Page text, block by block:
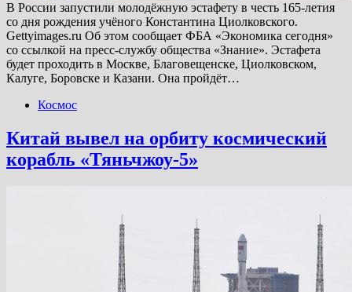
В России запустили молодёжную эстафету в честь 165-летия
со дня рождения учёного Константина Циолковского.
Gettyimages.ru Об этом сообщает ФБА «Экономика сегодня»
со ссылкой на пресс-службу общества «Знание». Эстафета
будет проходить в Москве, Благовещенске, Циолковском,
Калуге, Боровске и Казани. Она пройдёт…
Космос
Китай вывел на орбиту космический
корабль «Тяньчжоу-5»